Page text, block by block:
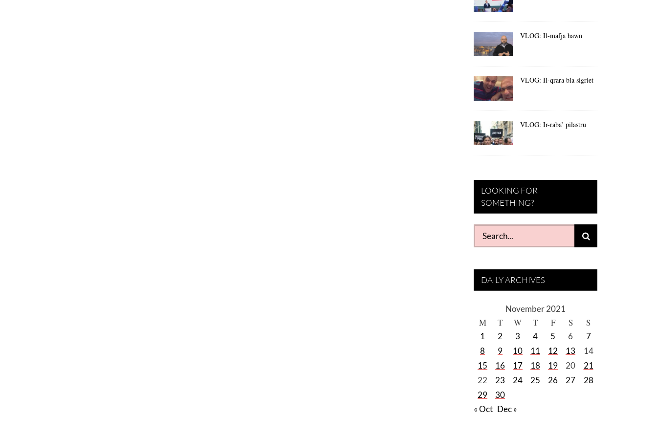
VLOG: Il-mafja hawn
VLOG: Il-qrara bla sigriet
VLOG: Ir-raba’ pilastru
LOOKING FOR
SOMETHING?
Search
for:
DAILY ARCHIVES
November 2021
M T W T F S S
1 2 3 4 5 6
7
8
9 10 11 12 13
14
15
16 17 18 19 20
21
22
23 24 25 26 27
28
29
30
« Oct Dec »